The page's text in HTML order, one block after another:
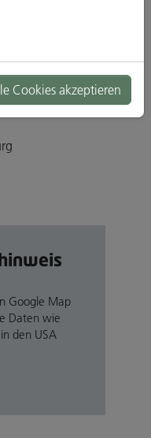
für
Google Map
Daten wie
den USA
Cookies akzeptieren